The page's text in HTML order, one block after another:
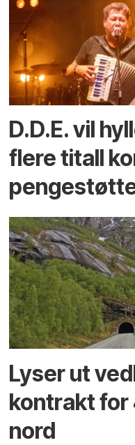
D.D.E. vil
flere titall
Lyser ut
kontrakt for
nord